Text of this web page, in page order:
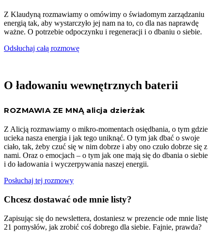
Z Klaudyną rozmawiamy o omówimy o świadomym zarządzaniu
energią tak, aby wystarczyło jej nam na to, co dla nas naprawdę
ważne. O potrzebie odpoczynku i regeneracji i o dbaniu o siebie.
Odsłuchaj całą rozmowę
O ładowaniu wewnętrznych baterii
ROZMAWIA ZE MNĄ alicja dzierżak
Z Alicją rozmawiamy o mikro-momentach osiędbania, o tym gdzie
ucieka nasza energia i jak tego uniknąć. O tym jak dbać o swoje
ciało, tak, żeby czuć się w nim dobrze i aby ono czuło dobrze się z
nami. Oraz o emocjach – o tym jak one mają się do dbania o siebie
i do ładowania i wyczerpywania naszej energii.
Posłuchaj tej rozmowy
Chcesz dostawać ode mnie listy?
Zapisując się do newslettera, dostaniesz w prezencie ode mnie listę
21 pomysłów, jak zrobić coś dobrego dla siebie. Fajnie, prawda?